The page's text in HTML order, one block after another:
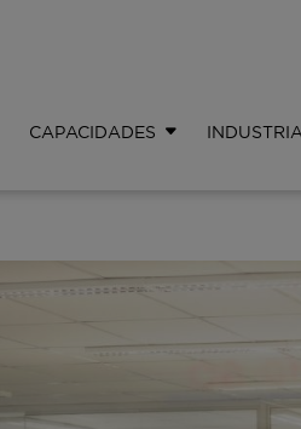
CAPACIDADES